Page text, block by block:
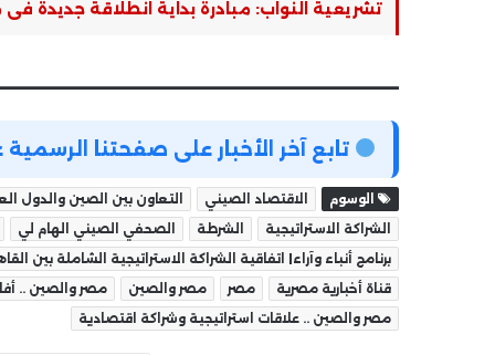
تشريعية النواب: مبادرة بداية انطلاقة جديدة فى
تابع آخر الأخبار على صفحتنا
الوسوم الاقتصاد الصيني التعاون بين الصين والدول
الشراكة الاستراتيجية
الشرطة الصحفي الصيني الهام لي
برنامج أنباء وآراء| اتفاقية الشراكة الاستراتيجية الشاملة بين القاهرة
قناة أخبارية مصرية
مصر مصر والصين
مصر والصين ..
مصر والصين .. علاقات استراتيجية وشراكة اقتصادية